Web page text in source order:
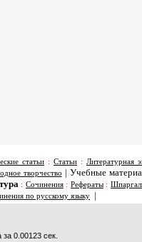
статьи : Статьи : Литературная
творчество | Учебные
: Сочинения: Рефераты:
по русскому языку |
0.00123 сек.